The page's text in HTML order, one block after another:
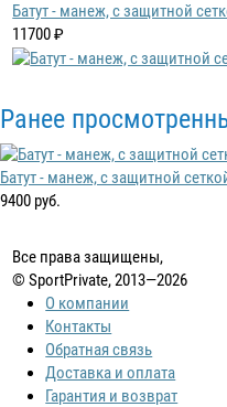
Батут - манеж, с защитной
11700 ₽
Ранее
Батут - манеж, с защитной
9400 руб.
Все права защищены,
© SportPrivate, 2013—2026
О компании
Контакты
Обратная связь
Доставка и оплата
Гарантия и возврат